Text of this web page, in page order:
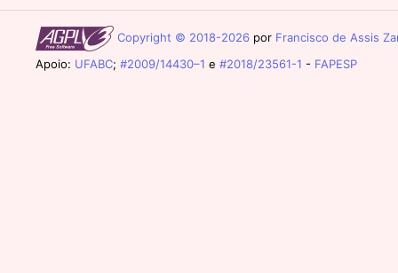
Copyright © 2018-2026 por Francisco de Assis
Apoio: UFABC; #2009/14430–1 e #2018/23561-1 - FAPESP